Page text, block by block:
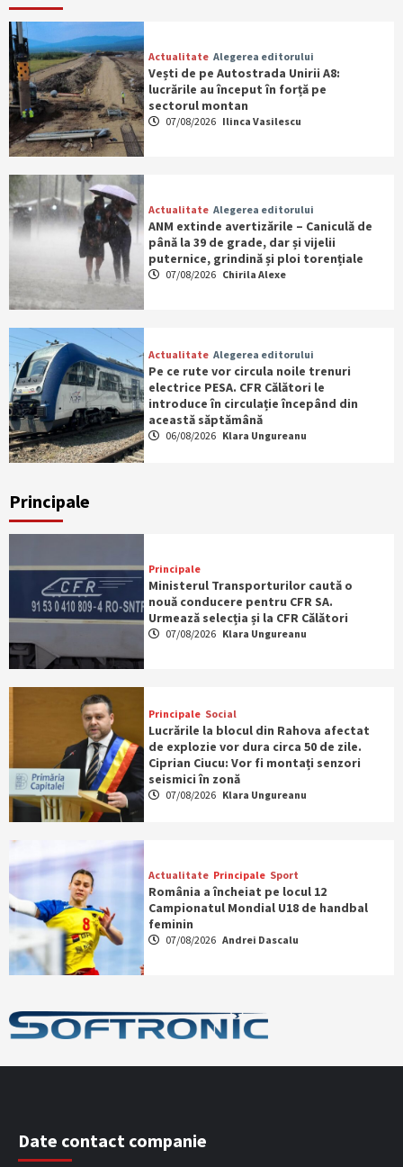
Actualitate Alegerea editorului
Vești de pe Autostrada Unirii A8:
lucrările au început în forță pe
sectorul montan
07/08/2026 Ilinca Vasilescu
Actualitate Alegerea editorului
ANM extinde avertizările – Caniculă de
până la 39 de grade, dar și vijelii
puternice, grindină și ploi torențiale
07/08/2026 Chirila Alexe
Actualitate Alegerea editorului
Pe ce rute vor circula noile trenuri
electrice PESA. CFR Călători le
introduce în circulație începând din
această săptămână
06/08/2026 Klara Ungureanu
Principale
Principale
Ministerul Transporturilor caută o
nouă conducere pentru CFR SA.
Urmează selecția și la CFR Călători
07/08/2026 Klara Ungureanu
Principale Social
Lucrările la blocul din Rahova afectat
de explozie vor dura circa 50 de zile.
Ciprian Ciucu: Vor fi montați senzori
seismici în zonă
07/08/2026 Klara Ungureanu
Actualitate Principale Sport
România a încheiat pe locul 12
Campionatul Mondial U18 de handbal
feminin
07/08/2026 Andrei Dascalu
Date contact companie